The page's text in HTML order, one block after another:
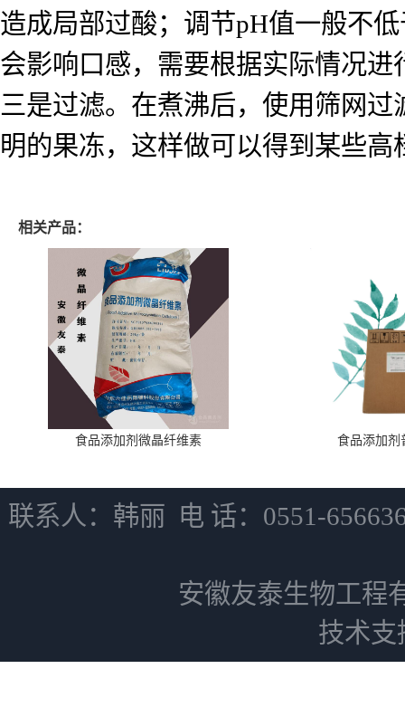
造成局部过酸；调节pH值一般不
会影响口感，需要根据实际情况进
三是过滤。在煮沸后，使用筛网
明的果冻，这样做可以得到某些高
相关产品：
食品添加剂微晶纤维素 食品添加剂
联系人：韩丽 电 话：0551-
安徽友泰生物工程
技术